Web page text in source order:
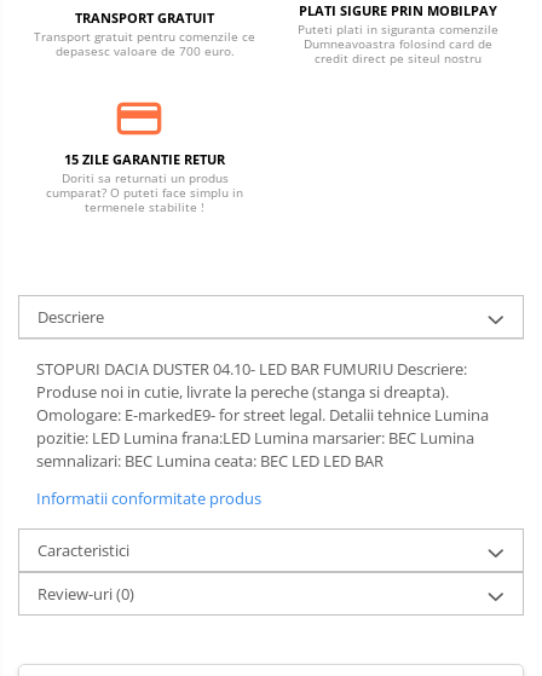
TRANSPORT GRATUIT
Transport gratuit pentru comenzile ce
depasesc valoare de 700 euro.
PLATI SIGURE PRIN MOBILPAY
Puteti plati in siguranta comenzile
Dumneavoastra folosind card de
credit direct pe siteul nostru
15 ZILE GARANTIE RETUR
Doriti sa returnati un produs
cumparat? O puteti face simplu in
termenele stabilite !
Descriere
STOPURI DACIA DUSTER 04.10- LED BAR FUMURIU Descriere:
Produse noi in cutie, livrate la pereche (stanga si dreapta).
Omologare: E-markedE9- for street legal. Detalii tehnice Lumina
pozitie: LED Lumina frana:LED Lumina marsarier: BEC Lumina
semnalizari: BEC Lumina ceata: BEC LED LED BAR
Informatii conformitate produs
Caracteristici
Review-uri(0)